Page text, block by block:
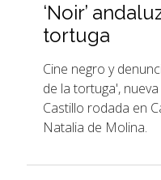
‘Noir’
tortuga
Cine negro y
de la tortuga',
Castillo rodada en
Natalia de Molina.